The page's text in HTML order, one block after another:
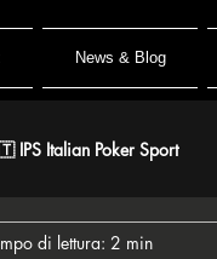
News & Blog
IPS Italian Poker Sport
🐺 White Wolf
di lettura: 2 min